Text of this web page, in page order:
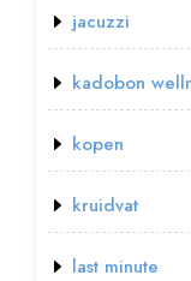
jacuzzi
kadobon
kopen
kruidvat
last minute